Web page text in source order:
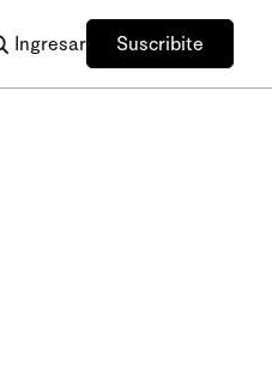
Ingresar Suscribite